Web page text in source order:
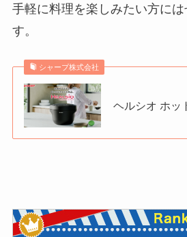
手軽に料理を楽しみたい方に
す。
シャープ株式会社
ヘルシオ ホッ